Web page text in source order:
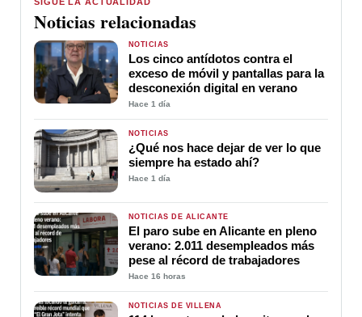
Noticias relacionadas
NOTICIAS
Los cinco antídotos contra el
exceso de móvil y pantallas para la
desconexión digital en verano
Hace 1 día
NOTICIAS
¿Qué nos hace dejar de ver lo que
siempre ha estado ahí?
Hace 1 día
NOTICIAS DE ALICANTE
El paro sube en Alicante en pleno
verano: 2.011 desempleados más
pese al récord de trabajadores
Hace 16 horas
NOTICIAS DE VILLENA